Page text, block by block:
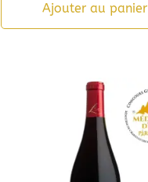
Ajouter au panier